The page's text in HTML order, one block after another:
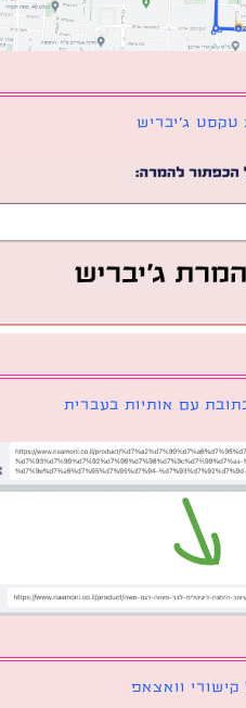
אותיות בעברית
וואצאפ